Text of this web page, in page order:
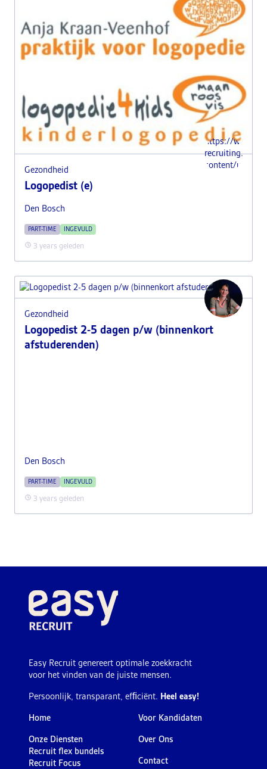
https://www.i-
recruiting.nl/
content/
Gezondheid
Logopedist (e)
Den Bosch
PART-TIME INGEVULD
3 years geleden
Gezondheid
Logopedist 2-5 dagen p/w (binnenkort
afstuderenden)
Den Bosch
PART-TIME INGEVULD
3 years geleden
Easy Recruit genereert optimale zoekkracht
voor het vinden van de juiste mensen.
Persoonlijk, transparant, efﬁciënt. Heel easy!
Home
Onze Diensten
Recruit flex bundels
Recruit Focus
Voor Kandidaten
Over Ons
Contact